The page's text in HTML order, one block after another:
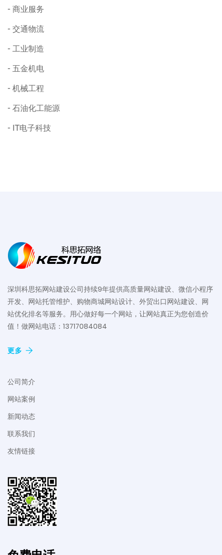
商业服务
交通物流
工业制造
五金机电
机械工程
石油化工能源
IT电子科技
深圳科思拓网站建设公司持续9年提供高质量网站建设、微信小程序
开发、网站托管维护、购物商城网站设计、外贸出口网站建设、网
站优化排名等服务。用心做好每一个网站，让网站真正为您创造价
值！做网站电话：13717084084
更多
公司简介
网站案例
新闻动态
联系我们
友情链接